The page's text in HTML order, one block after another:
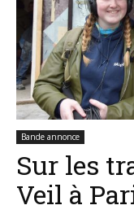
Bande annonce
Sur les
Veil à